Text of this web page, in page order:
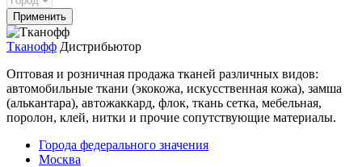
Тканофф Дистрибьютор
Оптовая и розничная продажа тканей различных видов:
автомобильные ткани (экокожа, искусственная кожа), замша
(алькантара), автожаккард, флок, ткань сетка, мебельная,
поролон, клей, нитки и прочие сопутствующие материалы.
Города федерального значения
Москва